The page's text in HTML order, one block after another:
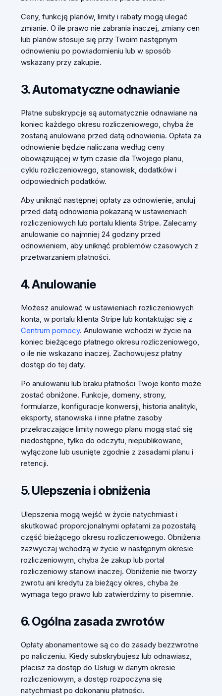
Ceny, funkcję planów, limity i rabaty mogą ulegać
zmianie. O ile prawo nie zabrania inaczej, zmiany cen
lub planów stosuje się przy Twoim następnym
odnowieniu po powiadomieniu lub w sposób
wskazany przy zakupie.
3. Automatyczne odnawianie
Płatne subskrypcje są automatycznie odnawiane na
koniec każdego okresu rozliczeniowego, chyba że
zostaną anulowane przed datą odnowienia. Opłata za
odnowienie będzie naliczana według ceny
obowiązującej w tym czasie dla Twojego planu,
cyklu rozliczeniowego, stanowisk, dodatków i
odpowiednich podatków.
Aby uniknąć następnej opłaty za odnowienie, anuluj
przed datą odnowienia pokazaną w ustawieniach
rozliczeniowych lub portalu klienta Stripe. Zalecamy
anulowanie co najmniej 24 godziny przed
odnowieniem, aby uniknąć problemów czasowych z
przetwarzaniem płatności.
4. Anulowanie
Możesz anulować w ustawieniach rozliczeniowych
konta, w portalu klienta Stripe lub kontaktując się z
Centrum pomocy. Anulowanie wchodzi w życie na
koniec bieżącego płatnego okresu rozliczeniowego,
o ile nie wskazano inaczej. Zachowujesz płatny
dostęp do tej daty.
Po anulowaniu lub braku płatności Twoje konto może
zostać obniżone. Funkcje, domeny, strony,
formularze, konfiguracje konwersji, historia analityki,
eksporty, stanowiska i inne płatne zasoby
przekraczające limity nowego planu mogą stać się
niedostępne, tylko do odczytu, niepublikowane,
wyłączone lub usunięte zgodnie z zasadami planu i
retencji.
5. Ulepszenia i obniżenia
Ulepszenia mogą wejść w życie natychmiast i
skutkować proporcjonalnymi opłatami za pozostałą
część bieżącego okresu rozliczeniowego. Obniżenia
zazwyczaj wchodzą w życie w następnym okresie
rozliczeniowym, chyba że zakup lub portal
rozliczeniowy stanowi inaczej. Obniżenie nie tworzy
zwrotu ani kredytu za bieżący okres, chyba że
wymaga tego prawo lub zatwierdzimy to pisemnie.
6. Ogólna zasada zwrotów
Opłaty abonamentowe są co do zasady bezzwrotne
po naliczeniu. Kiedy subskrybujesz lub odnawiasz,
płacisz za dostęp do Usługi w danym okresie
rozliczeniowym, a dostęp rozpoczyna się
natychmiast po dokonaniu płatności.